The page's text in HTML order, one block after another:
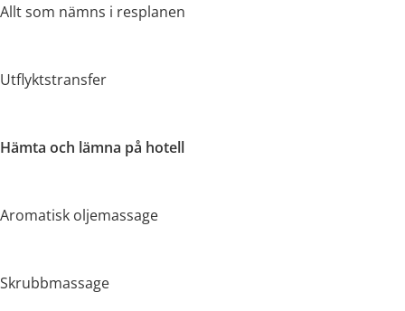
Allt som nämns i resplanen
Utflyktstransfer
Hämta och lämna på hotell
Aromatisk oljemassage
Skrubbmassage